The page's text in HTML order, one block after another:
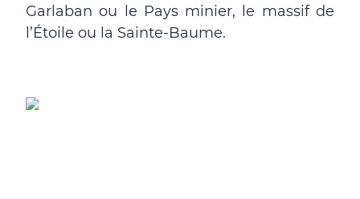
Garlaban ou le Pays minier, le massif de
l’Étoile ou la Sainte-Baume.